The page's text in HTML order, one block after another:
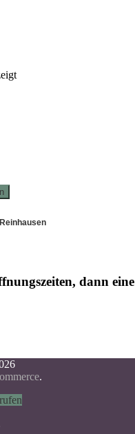
dann eine
.